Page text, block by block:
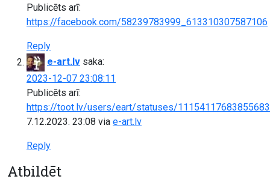
Publicēts arī:
https://facebook.com/58239783999_613310307587106
Reply
e-art.lv saka:
2023-12-07 23:08:11
Publicēts arī:
https://toot.lv/users/eart/statuses/
7.12.2023. 23:08 via e-art.lv
Reply
Atbildēt